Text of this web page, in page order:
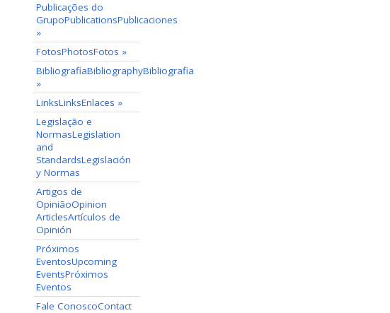
Publicações do
GrupoPublicationsPublicaciones
»
FotosPhotosFotos »
BibliografiaBibliographyBibliografia
»
LinksLinksEnlaces »
Legislação e
NormasLegislation
and
StandardsLegislación
y Normas
Artigos de
OpiniãoOpinion
ArticlesArtículos de
Opinión
Próximos
EventosUpcoming
EventsPróximos
Eventos
Fale ConoscoContact